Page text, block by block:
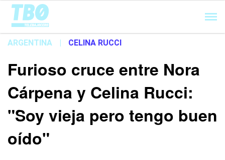
Cargando...
ARGENTINA | CELINA RUCCI
Furioso cruce entre Nora
Cárpena y Celina Rucci:
"Soy vieja pero tengo buen
oído"